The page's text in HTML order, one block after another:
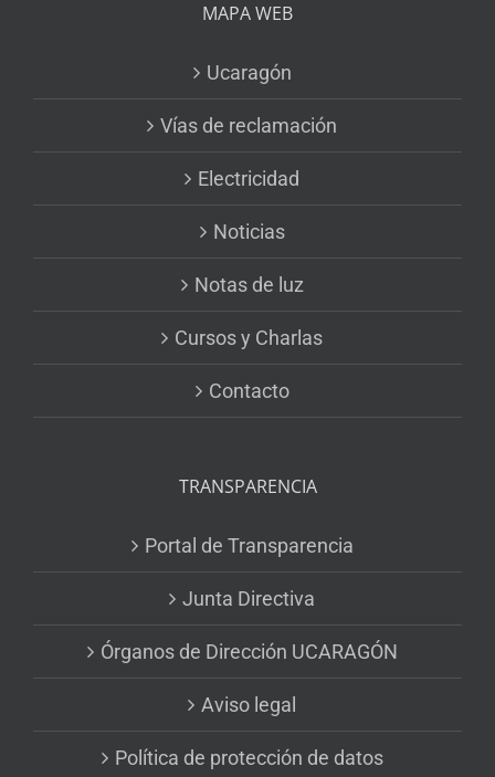
MAPA WEB
Ucaragón
Vías de reclamación
Electricidad
Noticias
Notas de luz
Cursos y Charlas
Contacto
TRANSPARENCIA
Portal de Transparencia
Junta Directiva
Órganos de Dirección UCARAGÓN
Aviso legal
Política de protección de datos